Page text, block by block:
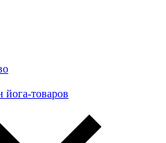
йога-товаров